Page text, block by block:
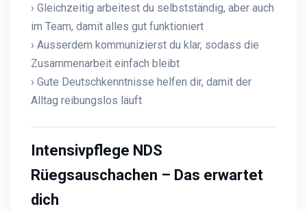
› Gleichzeitig arbeitest du selbstständig, aber auch
im Team, damit alles gut funktioniert
› Ausserdem kommunizierst du klar, sodass die
Zusammenarbeit einfach bleibt
› Gute Deutschkenntnisse helfen dir, damit der
Alltag reibungslos läuft
Intensivpflege NDS
Rüegsauschachen – Das erwartet
dich